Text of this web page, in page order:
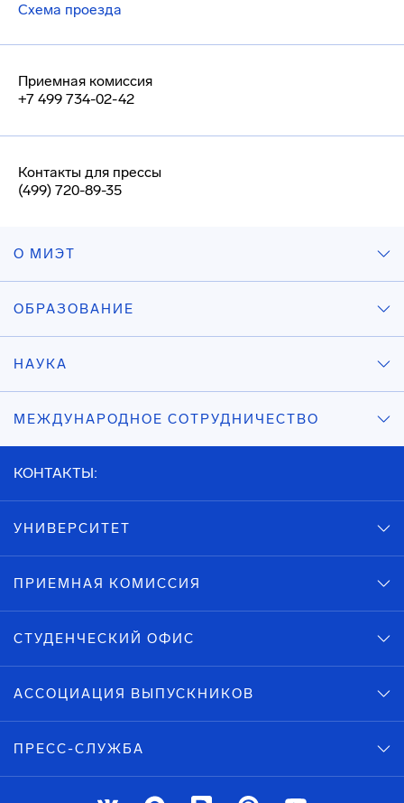
Схема проезда
Приемная комиссия
+7 499 734-02-42
Контакты для прессы
(499) 720-89-35
О МИЭТ
ОБРАЗОВАНИЕ
НАУКА
МЕЖДУНАРОДНОЕ СОТРУДНИЧЕСТВО
КОНТАКТЫ:
УНИВЕРСИТЕТ
ПРИЕМНАЯ КОМИССИЯ
СТУДЕНЧЕСКИЙ ОФИС
АССОЦИАЦИЯ ВЫПУСКНИКОВ
ПРЕСС-СЛУЖБА